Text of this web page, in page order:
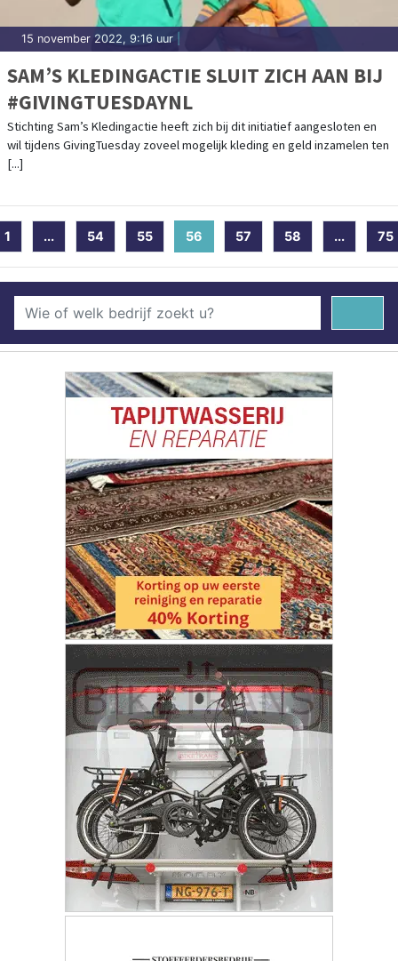
15 november 2022, 9:16 uur
SAM’S KLEDINGACTIE SLUIT ZICH AAN BIJ
#GIVINGTUESDAYNL
Stichting Sam’s Kledingactie heeft zich bij dit initiatief aangesloten en
wil tijdens GivingTuesday zoveel mogelijk kleding en geld inzamelen ten
[...]
1 ... 54 55 56 (current)
57 58 ... 75